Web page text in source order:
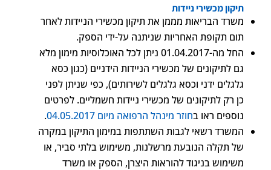
תיקון מכשירי ניידות
משרד הבריאות מממן את תיקון מכשירי הניידות לאחר
תום תקופת האחריות שניתנה על-ידי הספק.
החל מה-01.04.2017 ניתן לכל האוכלוסיות מימון מלא
גם לתיקונים של מכשירי הניידות הידניים (כגון כסא
גלגלים ידני וכסא גלגלים לשירותים), כפי שניתן לפני
כן רק לתיקונים של מכשירי ניידות חשמליים. לפרטים
נוספים ראו בחוזר מינהל הרפואה מיום 04.05.2017
.
המשרד רשאי לגבות השתתפות במימון התיקון במקרה
של תקלה הנובעת מרשלנות, משימוש בלתי סביר, או
משימוש בניגוד להוראות היצרן, הספק או משרד